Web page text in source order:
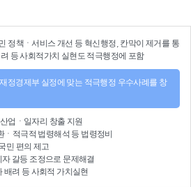
정책ㆍ서비스 개선 등 혁신행정 , 칸막이 제거를 통
려 등사회적가치 실현 도 적극행정에 포함
정경제부 실정에 맞는 적극행정 우수사례를 창
업 ㆍ 일자리 창출 지원
ㆍ적극적 법령해석 등 법령정비
민 편의 제고
갈등 조정으로 문제해결
배려 등 사회적 가치실현